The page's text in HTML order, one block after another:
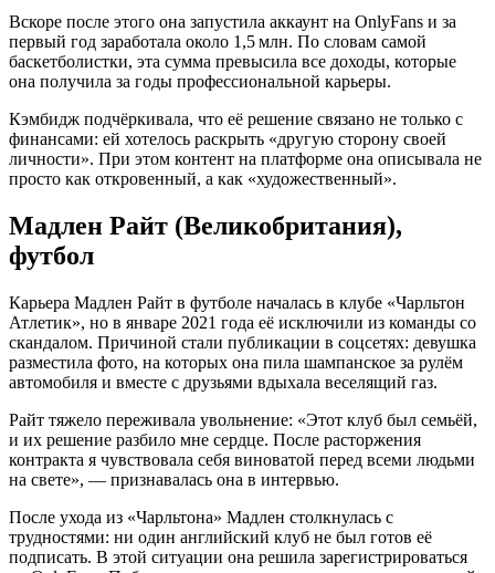
Вскоре после этого она запустила аккаунт на OnlyFans и за
первый год заработала около 1,5 млн. По словам самой
баскетболистки, эта сумма превысила все доходы, которые
она получила за годы профессиональной карьеры.
Кэмбидж подчёркивала, что её решение связано не только с
финансами: ей хотелось раскрыть «другую сторону своей
личности». При этом контент на платформе она описывала не
просто как откровенный, а как «художественный».
Мадлен Райт (Великобритания),
футбол
Карьера Мадлен Райт в футболе началась в клубе «Чарльтон
Атлетик», но в январе 2021 года её исключили из команды со
скандалом. Причиной стали публикации в соцсетях: девушка
разместила фото, на которых она пила шампанское за рулём
автомобиля и вместе с друзьями вдыхала веселящий газ.
Райт тяжело переживала увольнение: «Этот клуб был семьёй,
и их решение разбило мне сердце. После расторжения
контракта я чувствовала себя виноватой перед всеми людьми
на свете», — признавалась она в интервью.
После ухода из «Чарльтона» Мадлен столкнулась с
трудностями: ни один английский клуб не был готов её
подписать. В этой ситуации она решила зарегистрироваться